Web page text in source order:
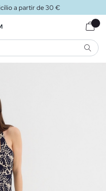
a partir de 30 €